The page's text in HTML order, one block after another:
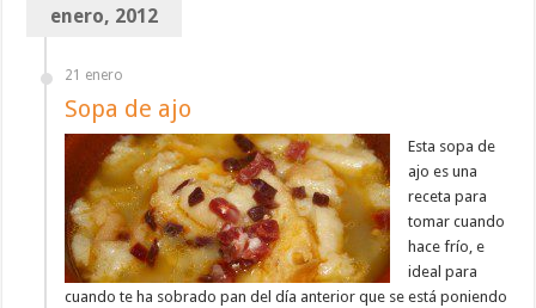
enero, 2012
21 enero
Sopa de ajo
Esta sopa de
ajo es una
receta para
tomar cuando
hace frío, e
ideal para
cuando te ha sobrado pan del día anterior que se está poniendo